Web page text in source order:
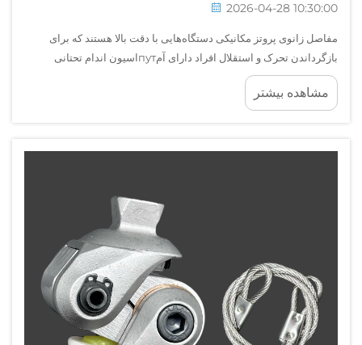
2026-04-28 10:30:00
مفاصل زانوی پروتز مکانیکی دستگاه‌هایی با دقت بالا هستند که برای
بازگرداندن تحرک و استقلال افراد دارای آمпутاسیون اندام تحتانی
طراحی شده‌اند. علیرغم ساختار مقاوم آن‌ها، این قطعات در طول... تحت
تنش مکانیکی مداوم قرار می‌گیرند.
مشاهده بیشتر